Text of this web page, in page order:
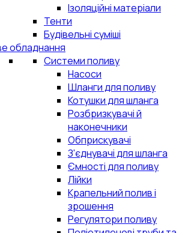
Ізоляційні матеріали
Тенти
Будівельні суміші
обладнання
Системи поливу
Насоси
Шланги для поливу
Котушки для шланга
Розбризкувачі й
наконечники
Обприскувачі
З'єднувачі для шланга
Ємності для поливу
Лійки
Крапельний полив і
зрошення
Регулятори поливу